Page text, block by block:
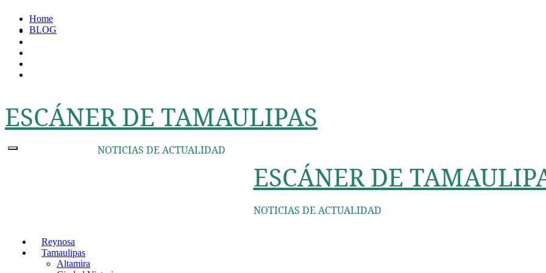
contenido
Home
BLOG
ESCÁNER DE TAMAULIPAS
NOTICIAS DE ACTUALIDAD
ESCÁNER DE
NOTICIAS DE ACTUALIDAD
Reynosa
Tamaulipas
Altamira